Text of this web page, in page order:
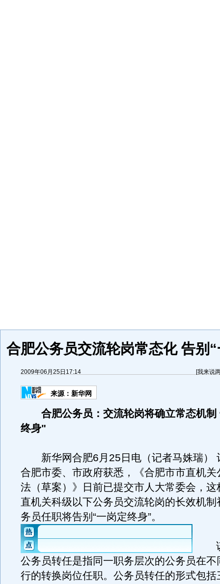
合肥公务员交流轮岗常态化 告别
2009年06月25日17:14 [我来说
来源： 新华网
合肥公务员：交流轮岗将确立常态机
终身"
新华网合肥6月25日电（记者马姝瑞）
合肥市委、市政府获悉，《合肥市市直机关
法（草案）》日前已提交市人大常委会，这
直机关科级以下公务员交流轮岗的长效机制
务员任职将告别“一岗定终身”。
该
公务员转任是指同一职务层次的公务员在不
行的转换岗位任职。公务员转任的形式包括